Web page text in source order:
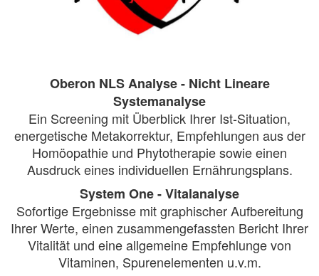
Oberon NLS Analyse - Nicht Lineare
Systemanalyse
Ein Screening mit Überblick Ihrer Ist-Situation,
energetische Metakorrektur, Empfehlungen aus der
Homöopathie und Phytotherapie sowie einen
Ausdruck eines individuellen Ernährungsplans.
System One - Vitalanalyse
Sofortige Ergebnisse mit graphischer Aufbereitung
Ihrer Werte, einen zusammengefassten Bericht Ihrer
Vitalität und eine allgemeine Empfehlunge von
Vitaminen, Spurenelementen u.v.m.